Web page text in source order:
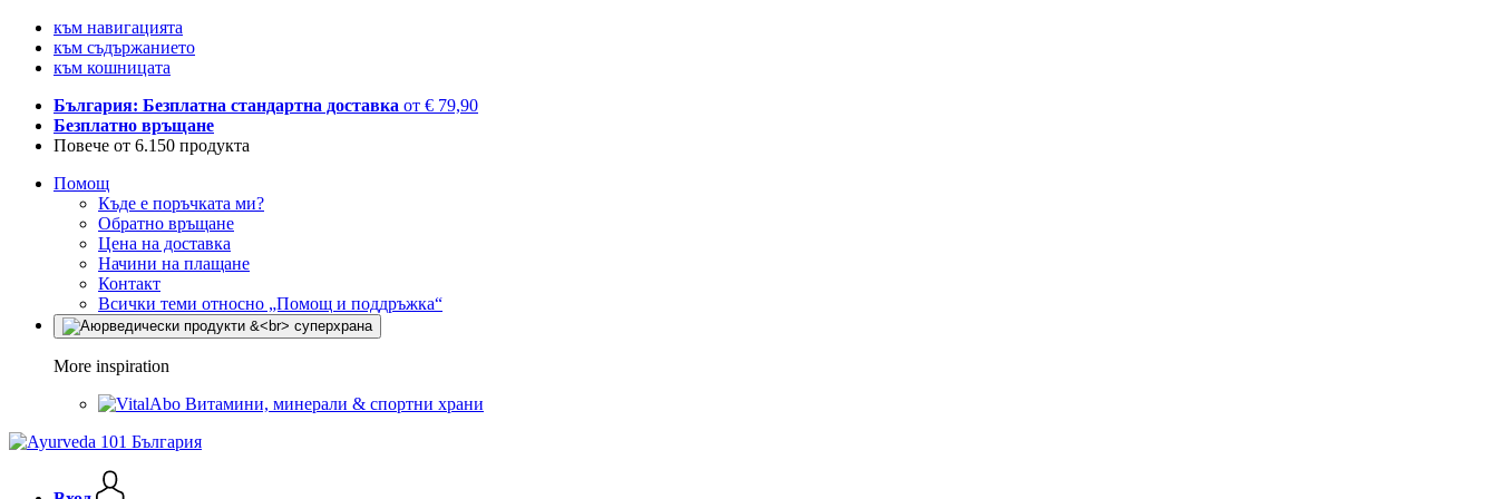
към навигацията
към съдържанието
към кошницата
България: Безплатна стандартна доставка от € 79,90
Безплатно връщане
Повече от 6.150 продукта
Помощ
Къде е поръчката ми?
Обратно връщане
Цена на доставка
Начини на плащане
Контакт
Всички теми относно „Помощ и поддръжка“
More inspiration
Витамини, минерали & спортни храни